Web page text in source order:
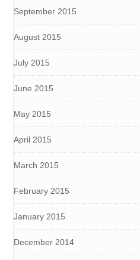
September 2015
August 2015
July 2015
June 2015
May 2015
April 2015
March 2015
February 2015
January 2015
December 2014